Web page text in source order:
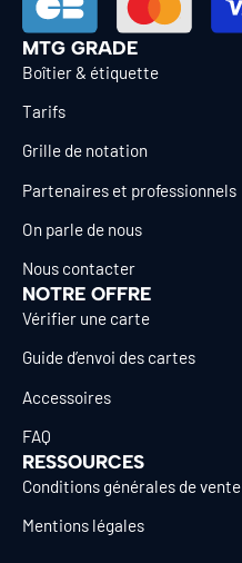
MTG GRADE
Boîtier & étiquette
Tarifs
Grille de notation
Partenaires et professionnels
On parle de nous
Nous contacter
NOTRE OFFRE
Vérifier une carte
Guide d’envoi des cartes
Accessoires
FAQ
RESSOURCES
Conditions générales de vente
Mentions légales